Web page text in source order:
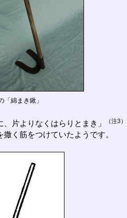
「綿まき鍬」
片よりなくはらりとまき」 （注3）
く筋をつけていたようです。